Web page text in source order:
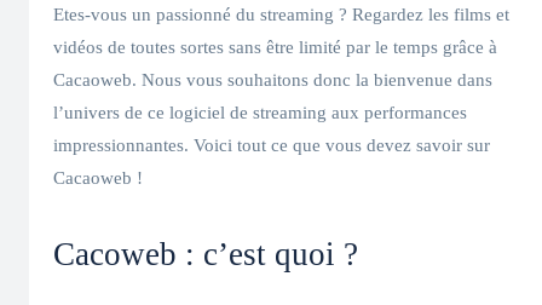
Etes-vous un passionné du streaming ? Regardez les films et
vidéos de toutes sortes sans être limité par le temps grâce à
Cacaoweb. Nous vous souhaitons donc la bienvenue dans
l’univers de ce logiciel de streaming aux performances
impressionnantes. Voici tout ce que vous devez savoir sur
Cacaoweb !
Cacoweb : c’est quoi ?